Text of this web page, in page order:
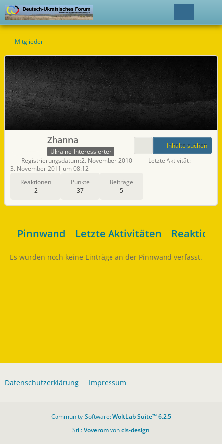
Mitglieder
Zhanna
Ukraine-Interessierter
Reaktionen
2
Punkte
37
Beiträge
5
Inhalte suchen
Registrierungsdatum 2. November 2010
Letzte Aktivität
3. November 2011 um 08:12
Pinnwand Letzte Aktivitäten
Es wurden noch keine Einträge an der Pinnwand verfasst.
Datenschutzerklärung Impressum
Community-Software:WoltLab Suite™ 6.2.5
Stil:Voveromvoncls-design